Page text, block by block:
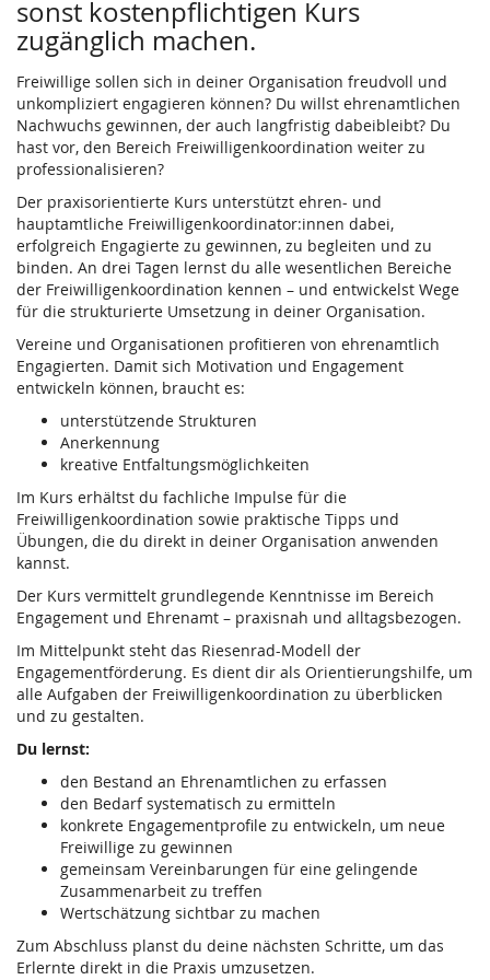
sonst kostenpflichtigen Kurs
zugänglich machen.
Freiwillige sollen sich in deiner Organisation freudvoll und
unkompliziert engagieren können? Du willst ehrenamtlichen
Nachwuchs gewinnen, der auch langfristig dabeibleibt? Du
hast vor, den Bereich Freiwilligenkoordination weiter zu
professionalisieren?
Der praxisorientierte Kurs unterstützt ehren- und
hauptamtliche Freiwilligenkoordinator:innen dabei,
erfolgreich Engagierte zu gewinnen, zu begleiten und zu
binden. An drei Tagen lernst du alle wesentlichen Bereiche
der Freiwilligenkoordination kennen – und entwickelst Wege
für die strukturierte Umsetzung in deiner Organisation.
Vereine und Organisationen profitieren von ehrenamtlich
Engagierten. Damit sich Motivation und Engagement
entwickeln können, braucht es:
unterstützende Strukturen
Anerkennung
kreative Entfaltungsmöglichkeiten
Im Kurs erhältst du fachliche Impulse für die
Freiwilligenkoordination sowie praktische Tipps und
Übungen, die du direkt in deiner Organisation anwenden
kannst.
Der Kurs vermittelt grundlegende Kenntnisse im Bereich
Engagement und Ehrenamt – praxisnah und alltagsbezogen.
Im Mittelpunkt steht das Riesenrad-Modell der
Engagementförderung. Es dient dir als Orientierungshilfe, um
alle Aufgaben der Freiwilligenkoordination zu überblicken
und zu gestalten.
Du lernst:
den Bestand an Ehrenamtlichen zu erfassen
den Bedarf systematisch zu ermitteln
konkrete Engagementprofile zu entwickeln, um neue
Freiwillige zu gewinnen
gemeinsam Vereinbarungen für eine gelingende
Zusammenarbeit zu treffen
Wertschätzung sichtbar zu machen
Zum Abschluss planst du deine nächsten Schritte, um das
Erlernte direkt in die Praxis umzusetzen.